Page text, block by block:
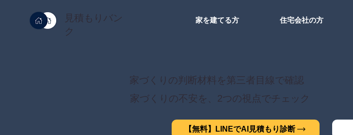
見積もりバン
ク
家を建てる方 住宅会社の方
家づくりの判断材料を第三者目線で確認
家づくりの不安を、2つの視点でチェック
【無料】LINEでAI見積もり診断